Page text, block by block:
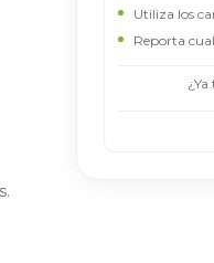
Utiliza los
Reporta